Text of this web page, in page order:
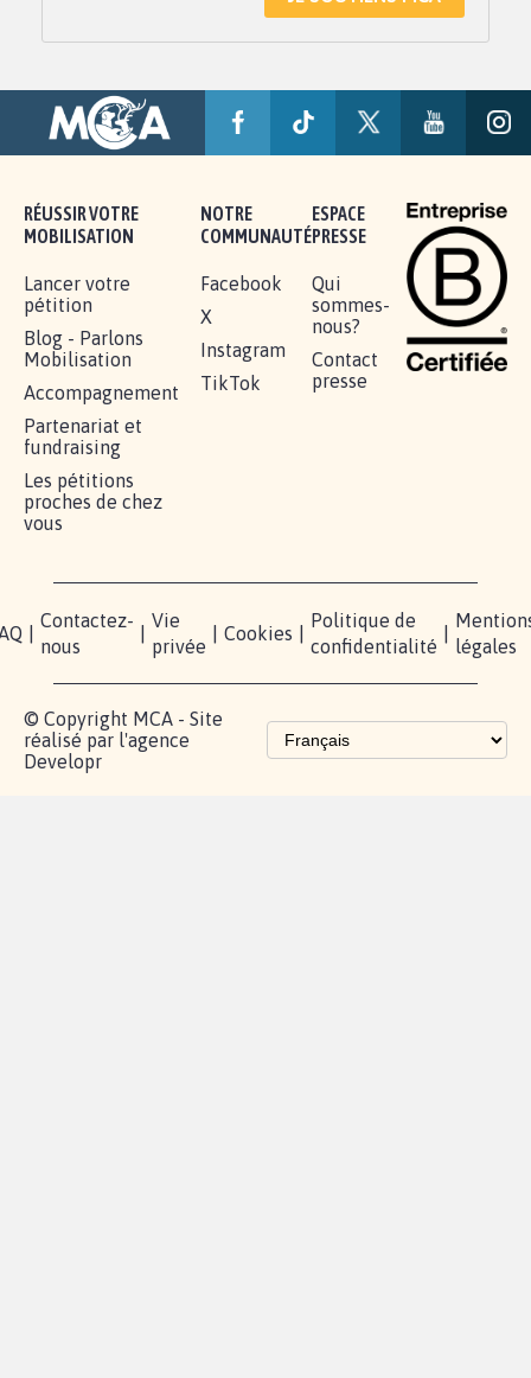
RÉUSSIR VOTRE
MOBILISATION
Lancer votre
pétition
Blog - Parlons
Mobilisation
Accompagnement
Partenariat et
fundraising
Les pétitions
proches de chez
vous
NOTRE
COMMUNAUTÉ
Facebook
X
Instagram
TikTok
ESPACE
PRESSE
Qui
sommes-
nous?
Contact
presse
Contactez-
nous
Vie
privée
Cookies
Politique de
confidentialité
légales
© Copyright MCA - Site
réalisé par l'agence
Developr